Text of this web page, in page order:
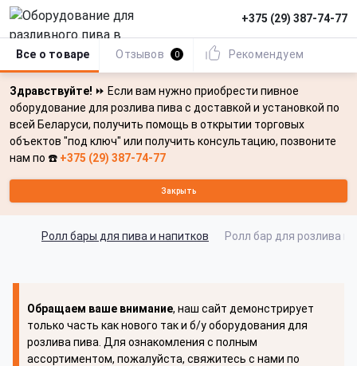
Здравствуйте! ⏩ Если вам нужно приобрести пивное
оборудование для розлива пива с доставкой и установкой по
всей Беларуси, получить помощь в открытии торговых
объектов "под ключ" или получить консультацию, позвоните
нам по ☎️ +375 (29) 387-74-77
Закрыть
+375 (29) 387-74-77
Ролл бары для пива и напитков Ролл бар для розлива
Обращаем ваше внимание, наш сайт демонстрирует
только часть как нового так и б/у оборудования для
розлива пива. Для ознакомления с полным
ассортиментом, пожалуйста, свяжитесь с нами по
Все о товаре Отзывов 0 Рекомендуем